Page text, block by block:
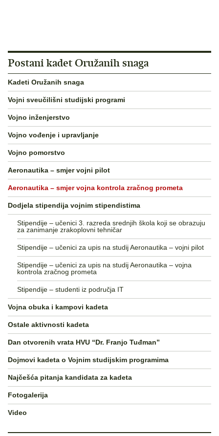
Postani kadet Oružanih snaga
Kadeti Oružanih snaga
Vojni sveučilišni studijski programi
Vojno inženjerstvo
Vojno vođenje i upravljanje
Vojno pomorstvo
Aeronautika – smjer vojni pilot
Aeronautika – smjer vojna kontrola zračnog prometa
Dodjela stipendija vojnim stipendistima
Stipendije – učenici 3. razreda srednjih škola koji se obrazuju
za zanimanje zrakoplovni tehničar
Stipendije – učenici za upis na studij Aeronautika – vojni pilot
Stipendije – učenici za upis na studij Aeronautika – vojna
kontrola zračnog prometa
Stipendije – studenti iz područja IT
Vojna obuka i kampovi kadeta
Ostale aktivnosti kadeta
Dan otvorenih vrata HVU “Dr. Franjo Tuđman”
Dojmovi kadeta o Vojnim studijskim programima
Najčešća pitanja kandidata za kadeta
Fotogalerija
Video